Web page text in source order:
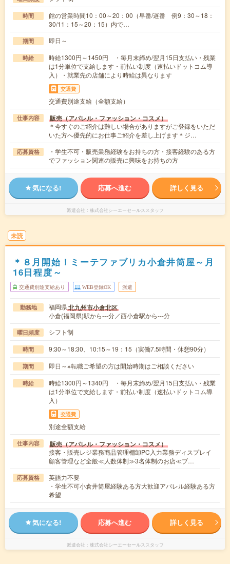
時間
館の営業時間10：00～20：00（早番/遅番 例9：30～18：
30/11：15～20：15）内で…
期間 即日～
時給
時給1300円～1450円 ・毎月末締め/翌月15日支払い・残業
は1分単位で支給します・前払い制度（速払いドットコム導
入）・就業先の店舗により時給は異なります
交通費
交通費別途支給（全額支給）
仕事内容 販売（アパレル・ファッション・コスメ）
＊今すぐのご紹介は難しい場合がありますがご登録をいただ
いた方へ優先的にお仕事ご紹介を差し上げます＊ジ…
応募資格
・学生不可・販売業務経験をお持ちの方・接客経験のある方
でファッション関連の販売に興味をお持ちの方
気になる! 応募へ進む 詳しく見る
派遣会社 株式会社シーエーセールススタッフ
未読
＊８月開始！ミーテファブリカ小倉井筒屋～月
16日程度～
交通費別途支給あり WEB登録OK 派遣
勤務地 福岡県北九州市小倉北区
小倉(福岡県)駅から---分／西小倉駅から---分
曜日頻度 シフト制
時間 9:30～18:30、10:15～19：15（実働7.5時間・休憩90分）
期間 即日～※転職ご希望の方は開始時期はご相談ください
時給
時給1300円～1340円 ・毎月末締め/翌月15日支払い・残業
は1分単位で支給します・前払い制度（速払いドットコム導
入）
交通費
別途全額支給
仕事内容 販売（アパレル・ファッション・コスメ）
接客・販売レジ業務商品管理棚卸PC入力業務ディスプレイ
顧客管理など全般≪人数体制≫3名体制のお店≪ブ…
応募資格
英語力不要
・学生不可小倉井筒屋経験ある方大歓迎アパレル経験ある方
希望
気になる! 応募へ進む 詳しく見る
派遣会社 株式会社シーエーセールススタッフ